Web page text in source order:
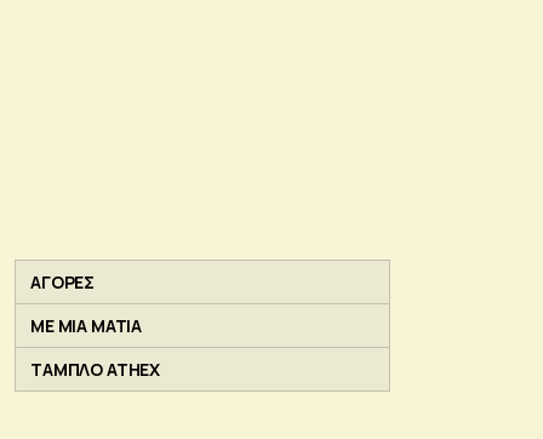
ΑΓΟΡΕΣ
ΜΕ ΜΙΑ ΜΑΤΙΑ
ΤΑΜΠΛΟ ATHEX